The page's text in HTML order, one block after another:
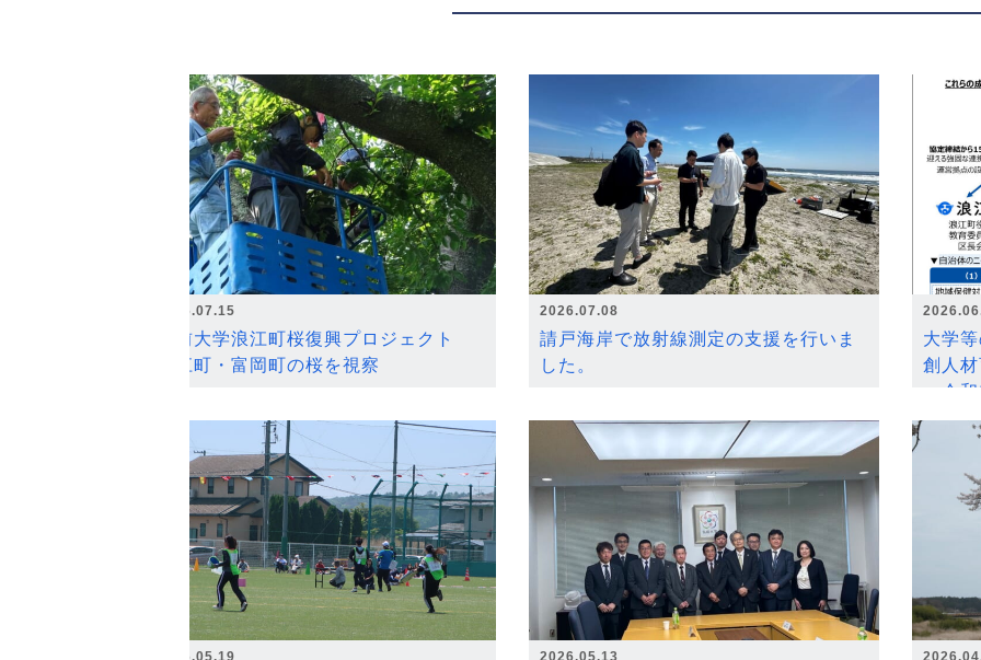
2026.07.15
弘前大学浪江町桜復興プロジェクト
浪江町・富岡町の桜を視察
2026.07.08
請戸海岸で放射線測定の支援を行いま
した。
大学
創人
～令
2026.05.19 2026.05.13